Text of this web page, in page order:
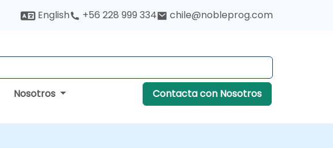
English +56 228 999 334 chile@nobleprog.com
Nosotros Contacta con Nosotros